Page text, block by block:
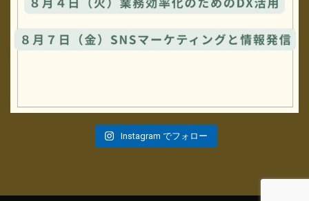
Instagram でフォロー